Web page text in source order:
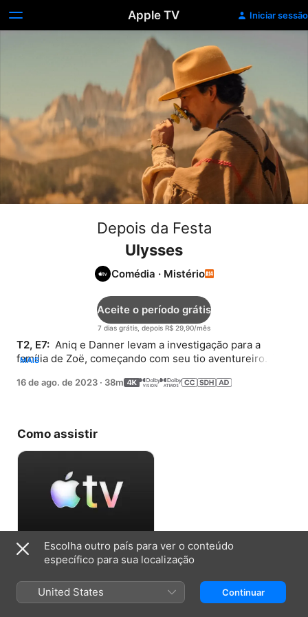
Apple TV Iniciar sessão
Depois da Festa
Ulysses
Comédia · Mistério
7 dias grátis, depois R$ 29,90/mês
Aceite o período grátis
T2, E7: Aniq e Danner levam a investigação para a
família de Zoë, começando com seu tio aventureiro. Sua
MAIS
16 de ago. de 2023 · 38m
Como assistir
Aceite o período grátis
7 dias grátis, depois R$ 29,90/mês
Escolha outro país para ver o conteúdo
específico para sua localização
United States Continuar